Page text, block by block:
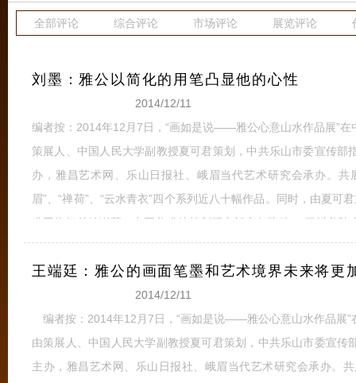
全部评论 综合评论 市场评论 展览评论
刘墨：雅公以简化的用笔凸显他的心性
2014/12/11
编者按：2014年12月7日，“画如是说——雅公心意山水作品展”在
策展人、中国人民大学副教授夏可君策划，中共乐山市委宣传部
办，雅昌艺术网、乐山日报社、峨眉当代艺术研究会承办。共
眉”、“禅荷”、“云水青衣”四个系列近八十幅作品。同时，由夏可
术网执行总编谢慕、中国美术馆策划研究部主任张晴、 四川美
馆青年学者、批评家王萌、中国艺术研究院研究生院美术系教授
术学院美术馆学术部副教授王春辰 全文
王端廷：雅公的画面笔墨和艺术境界未来将更
2014/12/11
编者按：2014年12月7日，“画如是说——雅公心意山水作品展”
由策展人、中国人民大学副教授夏可君策划，中共乐山市委宣传
主办，雅昌艺术网、乐山日报社、峨眉当代艺术研究会承办。